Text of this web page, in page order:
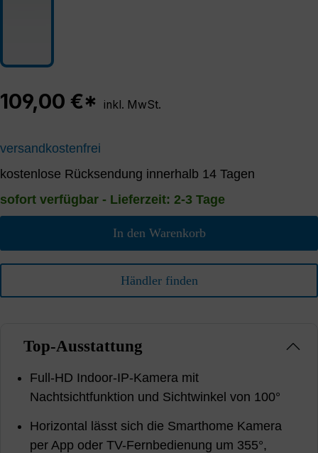
109,00 €* inkl. MwSt.
versandkostenfrei
kostenlose Rücksendung innerhalb 14 Tagen
sofort verfügbar - Lieferzeit: 2-3 Tage
In den Warenkorb
Händler finden
Top-Ausstattung
Full-HD Indoor-IP-Kamera mit
Nachtsichtfunktion und Sichtwinkel von 100°
Horizontal lässt sich die Smarthome Kamera
per App oder TV-Fernbedienung um 355°,